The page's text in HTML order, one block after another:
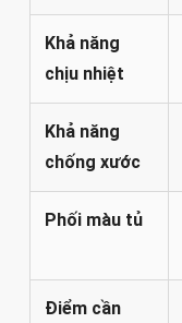
Khả năng
chịu nhiệt
Khả năng
chống xước
Phối màu tủ
Điểm cần